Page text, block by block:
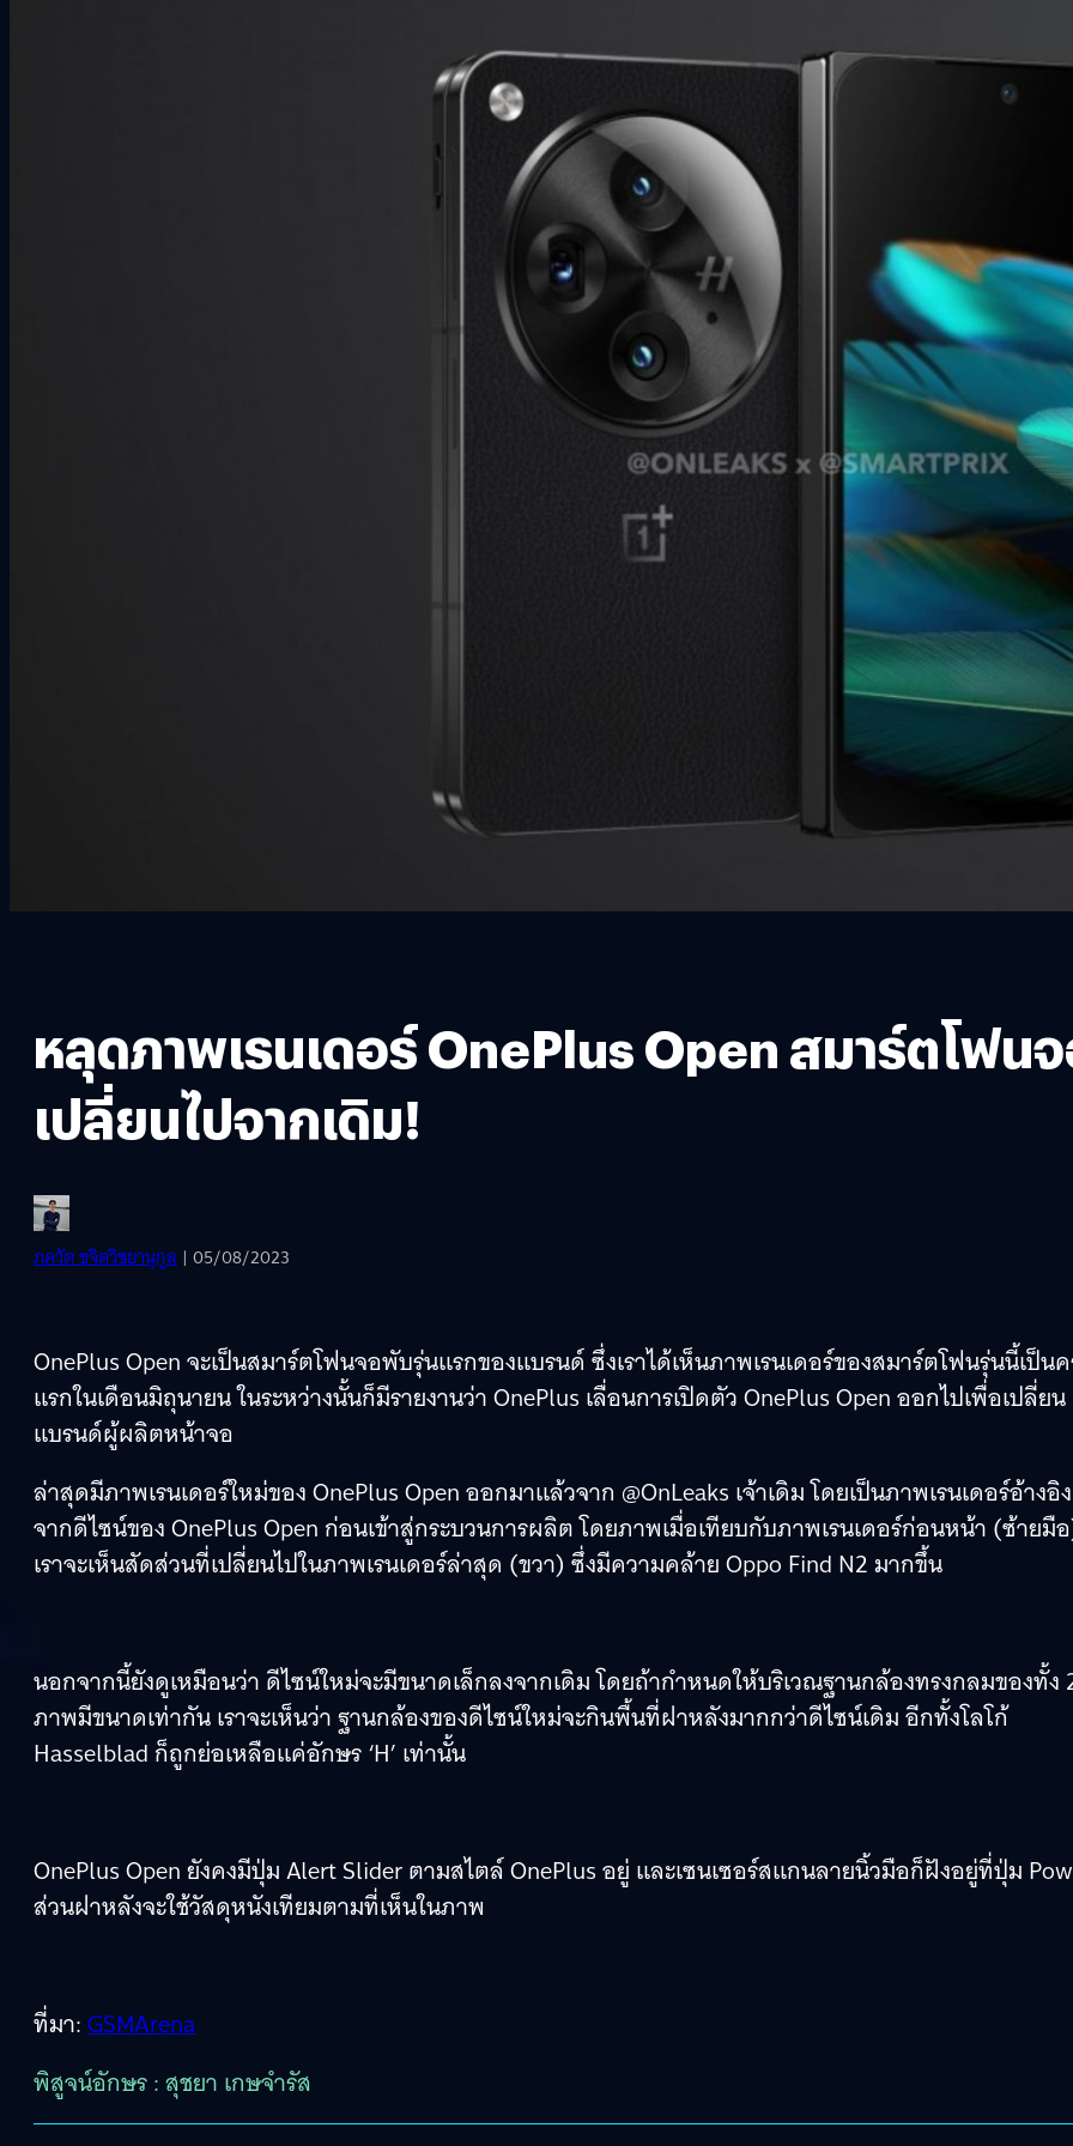
หลุดภาพเรนเดอร์ OnePlus Open สมาร์ตโฟ
เปลี่ยนไปจากเดิม!
ภควัต ขจิตวิชยานุกูล | 05/08/2023
OnePlus Open จะเป็นสมาร์ตโฟนจอพับรุ่นแรกของแบรนด์ ซึ่งเราได้เห็นภาพเรนเดอร์ของสมาร์ตโฟนรุ่นนี้เป็น
แรกในเดือนมิถุนายน ในระหว่างนั้นก็มีรายงานว่า OnePlus เลื่อนการเปิดตัว OnePlus Open ออกไปเพื่อเปลี่ยน
แบรนด์ผู้ผลิตหน้าจอ
ล่าสุดมีภาพเรนเดอร์ใหม่ของ OnePlus Open ออกมาแล้วจาก @OnLeaks เจ้าเดิม โดยเป็นภาพเรนเดอร์อ้างอิง
จากดีไซน์ของ OnePlus Open ก่อนเข้าสู่กระบวนการผลิต โดยภาพเมื่อเทียบกับภาพเรนเดอร์ก่อนหน้า (ซ้ายมื
เราจะเห็นสัดส่วนที่เปลี่ยนไปในภาพเรนเดอร์ล่าสุด (ขวา) ซึ่งมีความคล้าย Oppo Find N2 มากขึ้น
นอกจากนี้ยังดูเหมือนว่า ดีไซน์ใหม่จะมีขนาดเล็กลงจากเดิม โดยถ้ากำหนดให้บริเวณฐานกล้องทรงกลมของทั้ง
ภาพมีขนาดเท่ากัน เราจะเห็นว่า ฐานกล้องของดีไซน์ใหม่จะกินพื้นที่ฝาหลังมากกว่าดีไซน์เดิม อีกทั้งโลโก้
Hasselblad ก็ถูกย่อเหลือแค่อักษร ‘H’ เท่านั้น
OnePlus Open ยังคงมีปุ่ม Alert Slider ตามสไตล์ OnePlus อยู่ และเซนเซอร์สแกนลายนิ้วมือก็ฝังอยู่ที่ปุ่ม
ส่วนฝาหลังจะใช้วัสดุหนังเทียมตามที่เห็นในภาพ
ที่มา:GSMArena
พิสูจน์อักษร : สุชยา เกษจำรัส